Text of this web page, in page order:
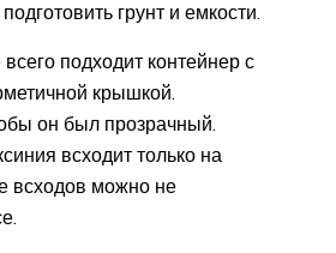
грунт и емкости.
подходит контейнер с
крышкой.
он был прозрачный.
всходит только на
всходов можно не